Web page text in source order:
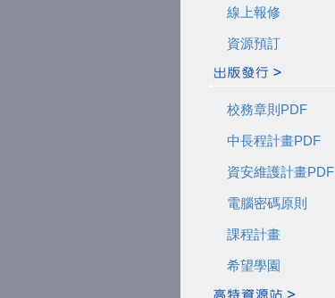
線上報修
資源預訂
校務章則PDF
中長程計畫PDF
資安維護計畫PDF
電腦密碼原則
課程計畫
希望學園